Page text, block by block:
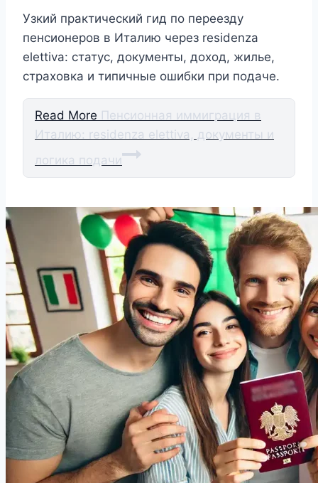
Узкий практический гид по переезду
пенсионеров в Италию через residenza
elettiva: статус, документы, доход, жилье,
страховка и типичные ошибки при подаче.
Read More Пенсионная иммиграция в
Италию: residenza elettiva, документы и
логика подачи